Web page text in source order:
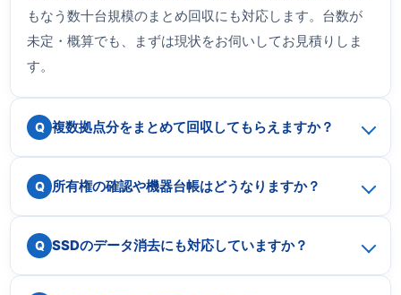
もなう数十台規模のまとめ回収にも対応します。台数が
未定・概算でも、まずは現状をお伺いしてお見積りしま
す。
複数拠点分をまとめて回収してもらえますか？
所有権の確認や機器台帳はどうなりますか？
SSDのデータ消去にも対応していますか？